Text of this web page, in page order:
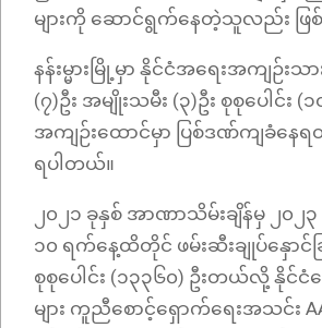
များကို ဆောင်ရွက်နေတဲ့သူလည်း ဖြ
နန်းမ္မားမြို့မှာ နိုင်ငံအရေးအကျဉ်းသ
(၇)ဦး အမျိုးသမီး (၃)ဦး စုစုပေါင်း (၁
အကျဉ်းထောင်မှာ ပြစ်ဒဏ်ကျခံ
ရပါတယ်။
၂၀၂၁ ခုနှစ် အာဏာသိမ်းချိန်မှ ၂၀၂
၁၀ ရက်နေ့ထိတိုင် ဖမ်းဆီးချုပ်နှောင်
စုစုပေါင်း (၁၃၃၆၀) ဦးတယ်လို့ နိုင်ငံ
များ ကူညီစောင့်ရှောက်ရေးအသင်း